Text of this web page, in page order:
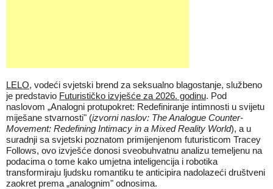
LELO, vodeći svjetski brend za seksualno blagostanje, službeno
je predstavio Futurističko izvješće za 2026. godinu. Pod
naslovom „Analogni protupokret: Redefiniranje intimnosti u svijetu
miješane stvarnosti" (izvorni naslov: The Analogue Counter-
Movement: Redefining Intimacy in a Mixed Reality World), a u
suradnji sa svjetski poznatom primijenjenom futuristicom Tracey
Follows, ovo izvješće donosi sveobuhvatnu analizu temeljenu na
podacima o tome kako umjetna inteligencija i robotika
transformiraju ljudsku romantiku te anticipira nadolazeći društveni
zaokret prema „analognim" odnosima.